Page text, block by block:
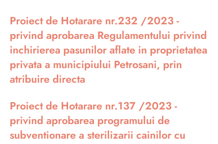
Proiect de Hotarare nr.232 /2023 -
privind aprobarea Regulamentului privind
inchirierea pasunilor aflate in proprietatea
privata a municipiului Petrosani, prin
atribuire directa
Proiect de Hotarare nr.137 /2023 -
privind aprobarea programului de
subventionare a sterilizarii cainilor cu